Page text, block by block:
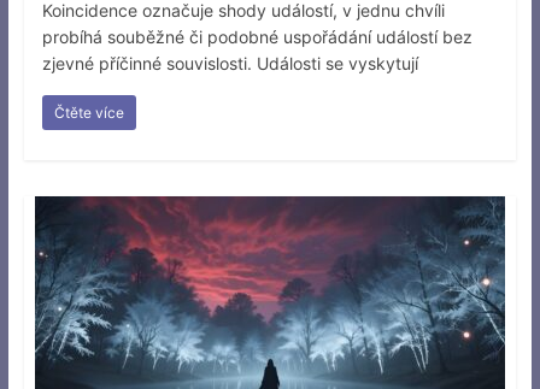
Koincidence označuje shody událostí, v jednu chvíli
probíhá souběžné či podobné uspořádání událostí bez
zjevné příčinné souvislosti. Události se vyskytují
Čtěte více